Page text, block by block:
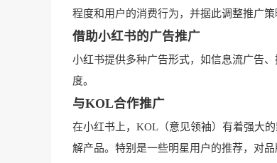
程度和用户的消费行为，并据此调整推广策
借助小红书的广告推广
小红书提供多种广告形式，如信息流广告
度。
与KOL合作推广
在小红书上，KOL（意见领袖）有着强大
解产品。特别是一些明星用户的推荐，对品